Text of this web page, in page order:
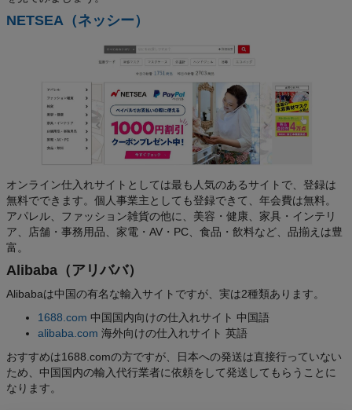
NETSEA（ネッシー）
オンライン仕入れサイトとしては最も人気のあるサイトで、登録は
無料でできます。個人事業主としても登録できて、年会費は無料。
アパレル、ファッション雑貨の他に、美容・健康、家具・インテリ
ア、店舗・事務用品、家電・AV・PC、食品・飲料など、品揃えは豊
富。
Alibaba（アリババ）
Alibabaは中国の有名な輸入サイトですが、実は2種類あります。
1688.com 中国国内向けの仕入れサイト 中国語
alibaba.com 海外向けの仕入れサイト 英語
おすすめは1688.comの方ですが、日本への発送は直接行っていない
ため、中国国内の輸入代行業者に依頼をして発送してもらうことに
なります。